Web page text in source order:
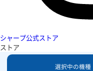
シャープ公式ストア
ストア
選択中の機種